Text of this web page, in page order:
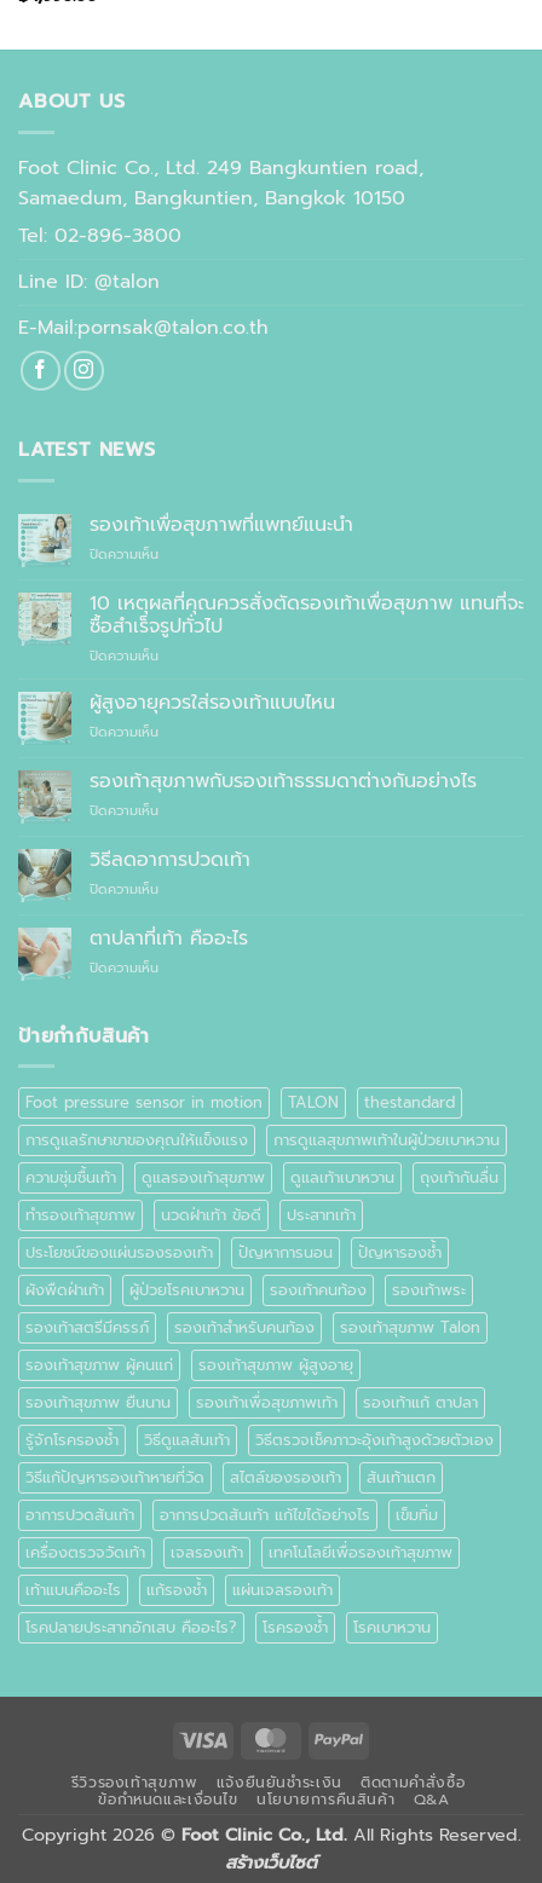
ABOUT US
Foot Clinic Co., Ltd. 249 Bangkuntien road,
Samaedum, Bangkuntien, Bangkok 10150
Tel: 02-896-3800
Line ID: @talon
E-Mail:pornsak@talon.co.th
LATEST NEWS
รองเท้าเพื่อสุขภาพที่แพทย์แนะนำ
ปิดความเห็นบน
เพื่อ
สุขภาพ
ที่
แพทย์
10 เหตุผลที่คุณควรสั่งตัดรองเท้าเพื่อสุขภาพ แทนที่จะ
ซื้อสำเร็จรูปทั่วไป
ปิดความเห็นบน
เหตุผล
คุณ
สั่ง
ตัด
รองเท้า
สุขภาพ
สำเร็จรูป
ทั่วไป
ผู้สูงอายุควรใส่รองเท้าแบบไหน
ปิดความเห็นบน
สูง
อายุ
ควร
รองเท้า
ไหน
รองเท้าสุขภาพกับรองเท้าธรรมดาต่างกันอย่างไร
ปิดความเห็นบน
สุขภาพ
กับ
รองเท้า
ต่าง
อย่างไร
วิธีลดอาการปวดเท้า
ปิดความเห็นบน
ลด
อาการ
ปวด
ตาปลาที่เท้า คืออะไร
ปิดความเห็นบน
ป้ายกำกับสินค้า
Foot pressure sensor in motion TALON
thestandard
การดูแลรักษาขาของคุณให้แข็งแรง
การดูแลสุขภาพเท้าในผู้ป่วยเบาหวาน
ความชุ่มชื้นเท้า
ดูแลรองเท้าสุขภาพ ดูแลเท้าเบาหวาน
ถุงเท้ากันลื่น
ทำรองเท้าสุขภาพ
นวดฝ่าเท้า ข้อดี
ประสาทเท้า
ประโยชน์ของแผ่นรองรองเท้า
ปัญหาการนอน
ปัญหารองช้ำ
ผังพืดฝ่าเท้า
ผู้ป่วยโรคเบาหวาน รองเท้าคนท้อง
รองเท้าพระ
รองเท้าสตรีมีครรภ์
รองเท้าสำหรับคนท้อง
รองเท้าสุขภาพ Talon
รองเท้าสุขภาพ ผู้คนแก่
รองเท้าสุขภาพ ผู้สูงอายุ
รองเท้าสุขภาพ ยืนนาน
รองเท้าเพื่อสุขภาพเท้า
รองเท้าแก้ ตาปลา
รู้จักโรครองช้ำ
วิธีดูแลส้นเท้า
วิธีตรวจเช็คภาวะอุ้งเท้าสูงด้วยตัวเอง
วิธีแก้ปัญหารองเท้าหายที่วัด
สไตล์ของรองเท้า
ส้นเท้าแตก
อาการปวดส้นเท้า
อาการปวดส้นเท้า แก้ไขได้อย่างไร
เข็มทิ่ม
เครื่องตรวจวัดเท้า
เจลรองเท้า
เทคโนโลยีเพื่อรองเท้าสุขภาพ
เท้าแบนคืออะไร
แก้รองช้ำ
แผ่นเจลรองเท้า
โรคปลายประสาทอักเสบ คืออะไร?
โรครองช้ำ โรคเบาหวาน
Visa MasterCardPayPal
รีวิวรองเท้าสุขภาพ แจ้งยืนยันชำระเงิน ติดตามคำสั่งซื้อ
ข้อกำหนดและเงื่อนไข นโยบายการคืนสินค้า Q&A
Copyright 2026 © Foot Clinic Co., Ltd. All Rights Reserved.
สร้างเว็บไซต์